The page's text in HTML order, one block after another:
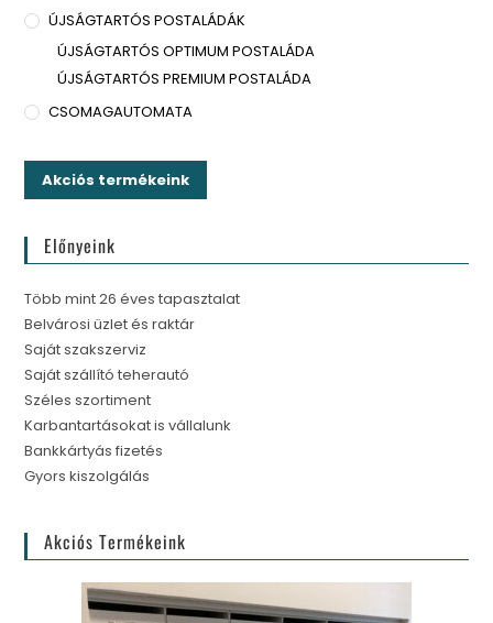
ÚJSÁGTARTÓS POSTALÁDÁK
ÚJSÁGTARTÓS OPTIMUM POSTALÁDA
ÚJSÁGTARTÓS PREMIUM POSTALÁDA
CSOMAGAUTOMATA
Akciós termékeink
Előnyeink
Több mint 26 éves tapasztalat
Belvárosi üzlet és raktár
Saját szakszerviz
Saját szállító teherautó
Széles szortiment
Karbantartásokat is vállalunk
Bankkártyás fizetés
Gyors kiszolgálás
Akciós Termékeink